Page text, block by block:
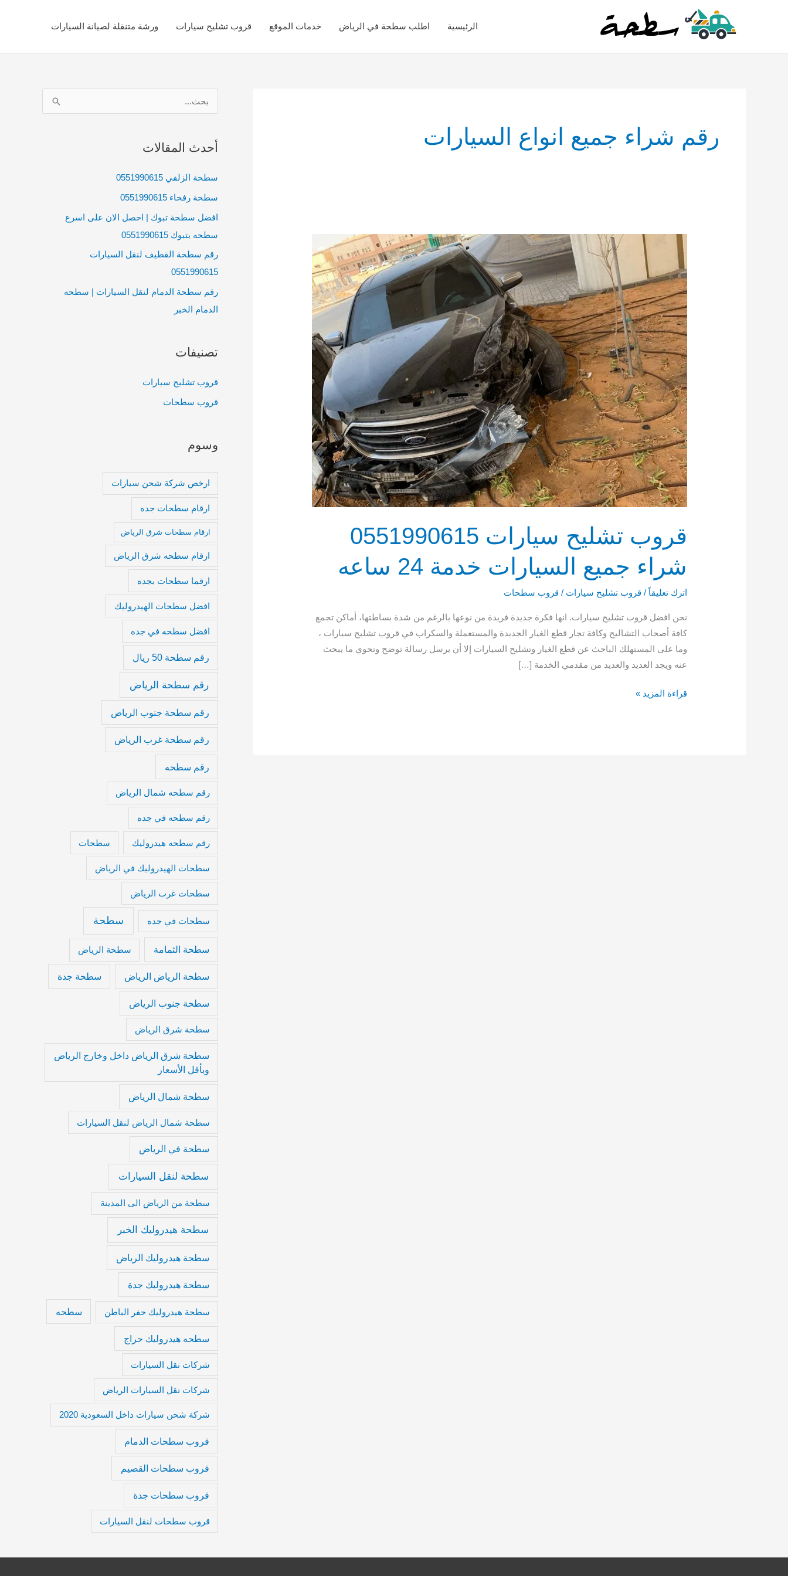
الرئيسية اطلب سطحة في الرياض خدمات الموقع قروب تشليح سيارات ورشة متنقلة لصيانة السيارات
رقم شراء جميع انواع السيارات
قروب تشليح سيارات 0551990615
شراء جميع السيارات خدمة 24 ساعه
اترك تعليقاً / قروب تشليح سيارات / قروب سطحات
نحن افضل قروب تشليح سيارات. انها فكرة جديدة فريدة من نوعها بالرغم من شدة بساطتها، أماكن تجمع
كافة أصحاب التشاليح وكافة تجار قطع الغيار الجديدة والمستعملة والسكراب في قروب تشليح سيارات ،
وما على المستهلك الباحث عن قطع الغيار وتشليح السيارات إلا أن يرسل رسالة توضح وتحوي ما يبحث
عنه ويجد العديد والعديد من مقدمي الخدمة […]
قروب
تشليح
سيارات
0551990615
شراء
جميع
السيارات
خدمة
24
ساعه
قراءة المزيد »
ب
أحدث المقالات
سطحة الزلفي 0551990615
سطحة رفحاء 0551990615
افضل سطحة تبوك | احصل الان على اسرع
سطحه بتبوك 0551990615
رقم سطحة القطيف لنقل السيارات
0551990615
رقم سطحة الدمام لنقل السيارات | سطحه
الدمام الخبر
تصنيفات
قروب تشليح سيارات
قروب سطحات
وسوم
ارخص شركة شحن سيارات
ارقام سطحات جده
ارقام سطحات شرق الرياض
ارقام سطحه شرق الرياض
ارقما سطحات بجده
افضل سطحات الهيدروليك
افضل سطحه في جده
رقم سطحة 50 ريال
رقم سطحة الرياض
رقم سطحة جنوب الرياض
رقم سطحة غرب الرياض
رقم سطحه
رقم سطحه شمال الرياض
رقم سطحه في جده
رقم سطحه هيدروليك سطحات
سطحات الهيدروليك في الرياض
سطحات غرب الرياض
سطحات في جده سطحة
سطحة الثمامة سطحة الرياض
سطحة الرياض الرياض سطحة جدة
سطحة جنوب الرياض
سطحة شرق الرياض
سطحة شرق الرياض داخل وخارج الرياض
وبأقل الأسعار
سطحة شمال الرياض
سطحة شمال الرياض لنقل السيارات
سطحة في الرياض
سطحة لنقل السيارات
سطحة من الرياض الى المدينة
سطحة هيدروليك الخبر
سطحة هيدروليك الرياض
سطحة هيدروليك جدة
سطحة هيدروليك حفر الباطن سطحه
سطحه هيدروليك حراج
شركات نقل السيارات
شركات نقل السيارات الرياض
شركة شحن سيارات داخل السعودية 2020
قروب سطحات الدمام
قروب سطحات القصيم
قروب سطحات جدة
قروب سطحات لنقل السيارات